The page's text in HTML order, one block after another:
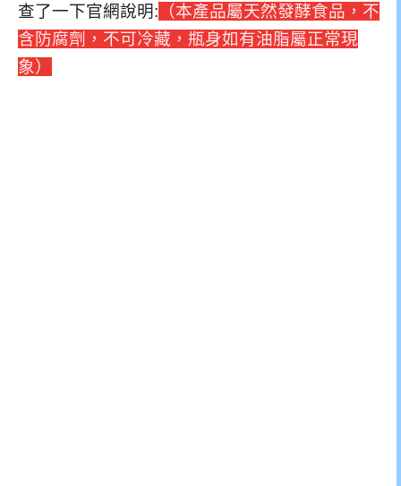
查了一下官網說明: （本產品屬天然發酵食品，不
含防腐劑，不可冷藏，瓶身如有油脂屬正常現
象）